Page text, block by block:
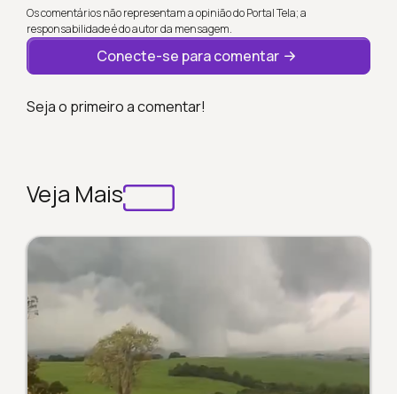
Os comentários não representam a opinião do Portal Tela; a
responsabilidade é do autor da mensagem.
Conecte-se para comentar
Seja o primeiro a comentar!
Veja Mais